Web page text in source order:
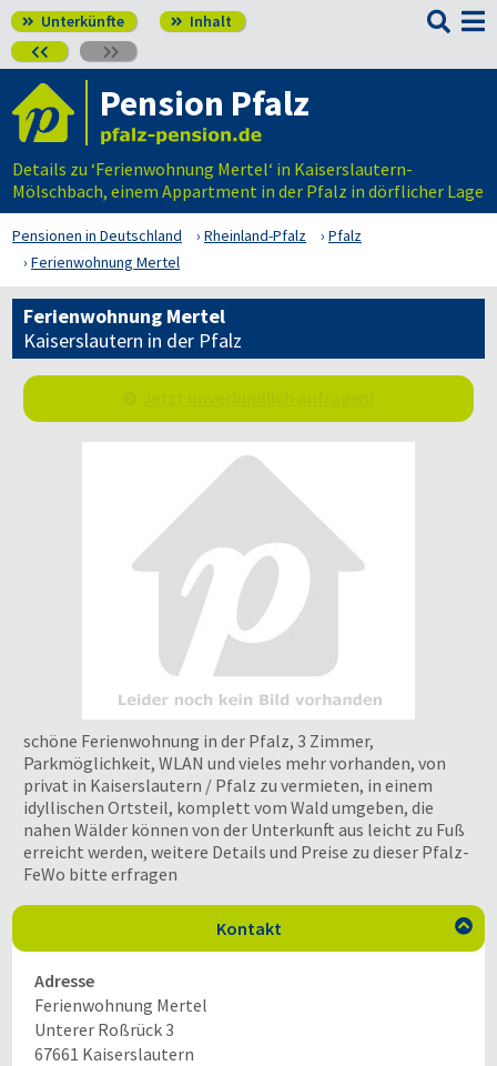
 Unterkünfte  Inhalt
 

Pension Pfalz
Details zu ‘Ferienwohnung Mertel‘ in Kaiserslautern-
Mölschbach, einem Appartment in der Pfalz in dörflicher Lage
Pensionen in Deutschland Rheinland-Pfalz
Pfalz
Ferienwohnung Mertel
Ferienwohnung Mertel
Kaiserslautern in der Pfalz
schöne Ferienwohnung in der Pfalz, 3 Zimmer,
Parkmöglichkeit, WLAN und vieles mehr vorhanden, von
privat in Kaiserslautern / Pfalz zu vermieten, in einem
idyllischen Ortsteil, komplett vom Wald umgeben, die
nahen Wälder können von der Unterkunft aus leicht zu Fuß
erreicht werden, weitere Details und Preise zu dieser Pfalz-
FeWo bitte erfragen
Kontakt 
Adresse
Ferienwohnung Mertel
Unterer Roßrück 3
67661 Kaiserslautern